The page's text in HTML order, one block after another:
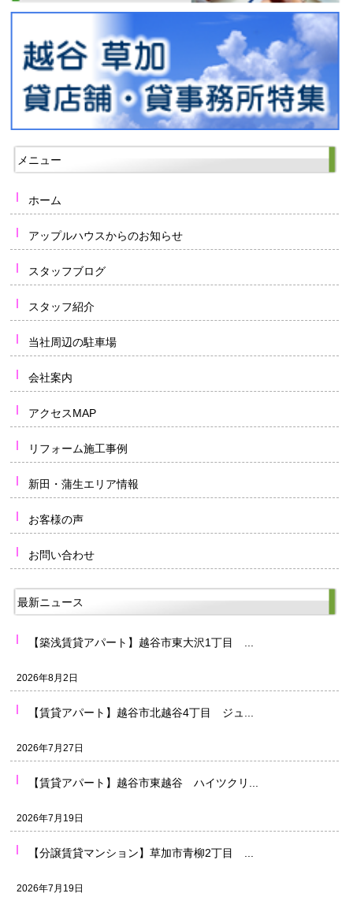
メニュー
ホーム
アップルハウスからのお知らせ
スタッフブログ
スタッフ紹介
当社周辺の駐車場
会社案内
アクセスMAP
リフォーム施工事例
新田・蒲生エリア情報
お客様の声
お問い合わせ
最新ニュース
【築浅賃貸アパート】越谷市東大沢1丁目 ...
2026年8月2日
【賃貸アパート】越谷市北越谷4丁目 ジュ...
2026年7月27日
【賃貸アパート】越谷市東越谷 ハイツクリ...
2026年7月19日
【分譲賃貸マンション】草加市青柳2丁目 ...
2026年7月19日